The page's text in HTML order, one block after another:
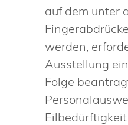
auf dem unter
werden,
Ausstellung
Folge